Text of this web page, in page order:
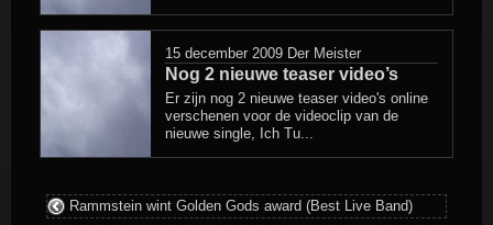
15 december 2009 Der Meister
Nog 2 nieuwe teaser video’s
Er zijn nog 2 nieuwe teaser video's online
verschenen voor de videoclip van de
nieuwe single, Ich Tu...
Rammstein wint Golden Gods award (Best Live Band)